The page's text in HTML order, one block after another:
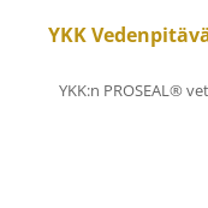
YKK
YKK:n PROSEAL®